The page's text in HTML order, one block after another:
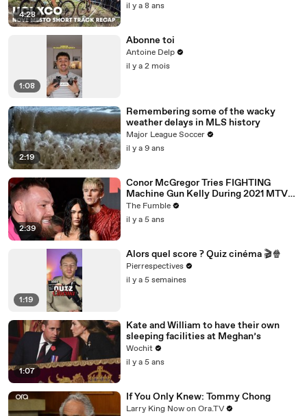
4:28
il y a 8 ans
1:08
Abonne toi
Antoine Delp
il y a 2 mois
2:19
Remembering some of the wacky
weather delays in MLS history
Major League Soccer
il y a 9 ans
2:39
Conor McGregor Tries FIGHTING
Machine Gun Kelly During 2021 MTV
VMA’s
The Fumble
il y a 5 ans
1:19
Alors quel score ? Quiz cinéma 🎬🍿
Pierrespectives
il y a 5 semaines
1:07
Kate and William to have their own
sleeping facilities at Meghan’s
Wochit
il y a 5 ans
If You Only Knew: Tommy Chong
Larry King Now on Ora.TV